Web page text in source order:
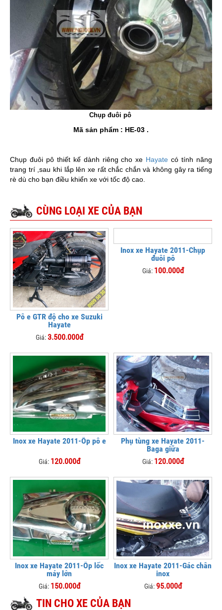
Chụp đuôi pô
Mã sản phẩm : HE-03 .
Chụp đuôi pô thiết kế dành riêng cho xe Hayate có tính năng
trang trí ,sau khi lắp lên xe rất chắc chắn và không gây ra tiếng
rè dù cho bạn điều khiển xe với tốc độ cao.
CÙNG LOẠI XE CỦA BẠN
Pô e GTR độ cho xe Suzuki
Hayate
Giá:3.500.000đ
Inox xe Hayate 2011-Chụp
đuôi pô
Giá: 100.000đ
Inox xe Hayate 2011-Ốp pô e
Giá: 120.000đ
Phụ tùng xe Hayate 2011-
Baga giữa
Giá: 120.000đ
Inox xe Hayate 2011-Ốp lốc
máy lớn
Giá: 150.000đ
Inox xe Hayate 2011-Gác chân
inox
Giá:95.000đ
TIN CHO XE CỦA BẠN